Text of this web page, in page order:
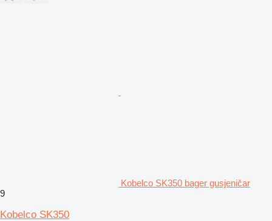
Kobelco SK350 bager gusjeničar
9
Kobelco SK350